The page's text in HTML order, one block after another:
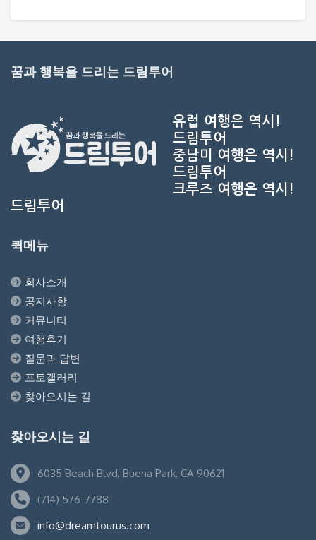
꿈과 행복을 드리는 드림투어
유럽 여행은 역시!
드림투어
중남미 여행은 역시!
드림투어
크루즈 여행은 역시!
드림투어
퀵메뉴
회사소개
공지사항
커뮤니티
여행후기
질문과 답변
포토갤러리
찾아오시는 길
찾아오시는 길
6035 Beach Blvd, Buena Park, CA 90621
(714) 576-7788
info@dreamtourus.com